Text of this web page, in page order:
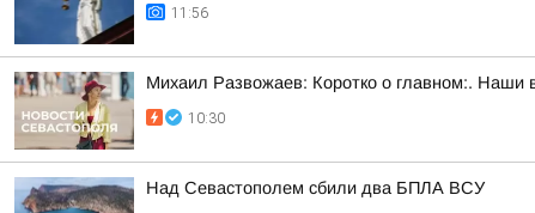
11:56
Михаил Развожаев: Коротко о главном:. Наши
10:30
Над Севастополем сбили два БПЛА ВСУ